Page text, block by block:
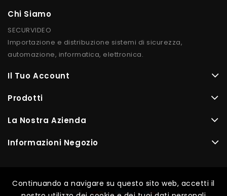
Continuando a navigare su questo sito web, accetti il
Chi Siamo
SECURVIDEO
Importazione e distribuzione sistemi di sicurezza,
automazione, informatica, elettronica.
Il Tuo Account
Prodotti
La Nostra Azienda
Informazioni Negozio
Continuando a navigare su questo sito web, accetti il